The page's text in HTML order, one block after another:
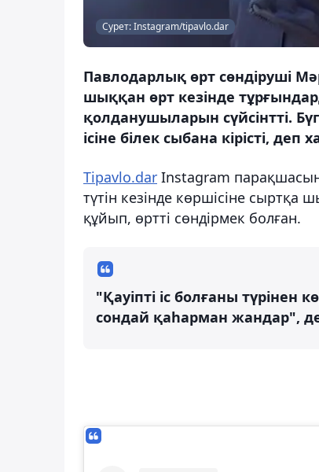
Сурет: Instagram/tipavlo.dar
Павлодарлық өрт сөндіруші
шыққан өрт кезінде
қолданушыларын сүйсінтті.
ісіне білек сыбана кірісті,
Tipavlo.dar Instagram
түтін кезінде көршісіне сыртқа
құйып, өртті сөндірмек болған.
"Қауіпті іс болғаны түрінен
сондай қаһарман жандар",